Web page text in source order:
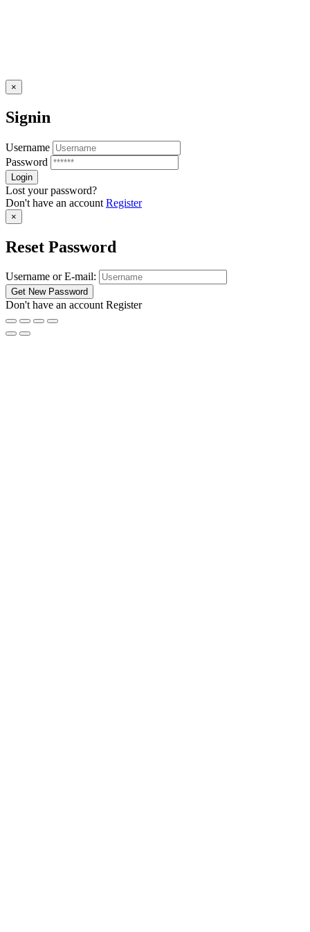
×
Signin
Username
Password
Lost your password?
Don't have an account Register
×
Reset Password
Username or E-mail:
Don't have an accountRegister